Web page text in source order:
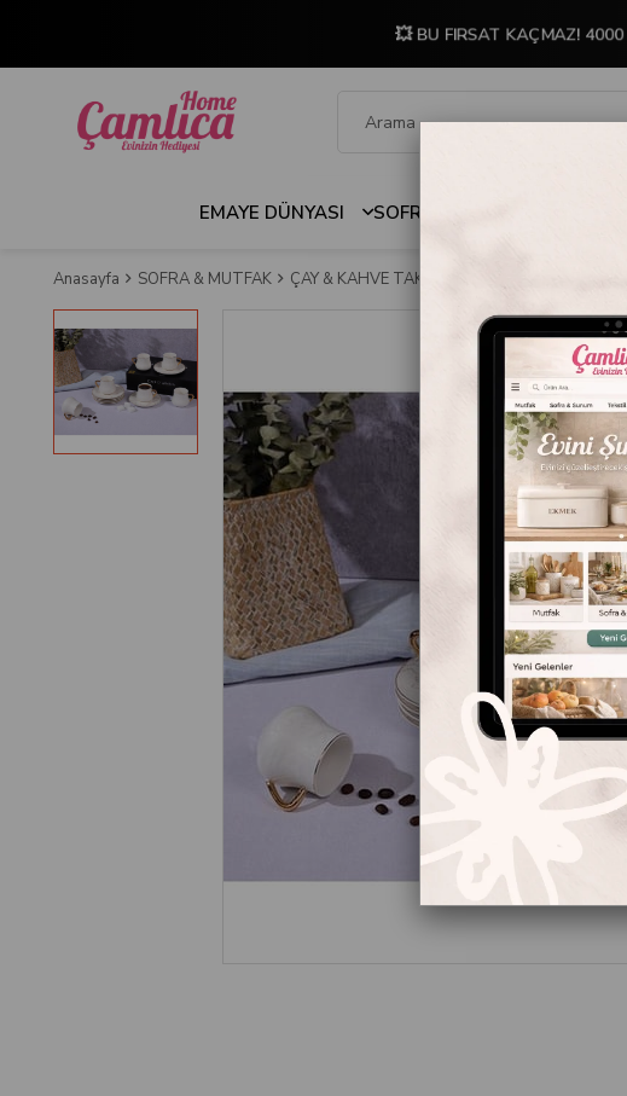
💥 BU FIRSAT KAÇMAZ!
EMAYE DÜNYASI SOFRA & MUTFAK
Anasayfa SOFRA & MUTFAK ÇAY & KAHVE TAKIMLARI Otantik Sikke 6